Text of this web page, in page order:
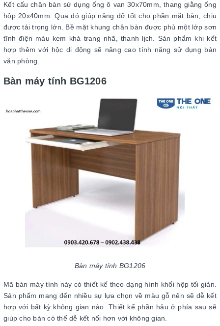
Kết cấu chân bàn sử dụng ống ô van 30x70mm, thang giằng ống
hộp 20x40mm. Qua đó giúp nâng đỡ tốt cho phần mặt bàn, chịu
được tải trọng lớn. Bề mặt khung chân bàn được phủ một lớp sơn
tĩnh điện màu kem khá trang nhã, thanh lịch. Sản phẩm khi kết
hợp thêm với hộc di động sẽ nâng cao tính năng sử dụng bàn
văn phòng.
Bàn máy tính BG1206
Bàn máy tính BG1206
Mã bàn máy tính này có thiết kế theo dạng hình khối hộp tối giản.
Sản phẩm mang đến nhiều sự lựa chọn về màu gỗ nên sẽ dễ kết
hợp với bất kỳ không gian nào. Thiết kế phần hậu ở phía sau sẽ
giúp cho bàn có thể dễ kết nối hơn với không gian.